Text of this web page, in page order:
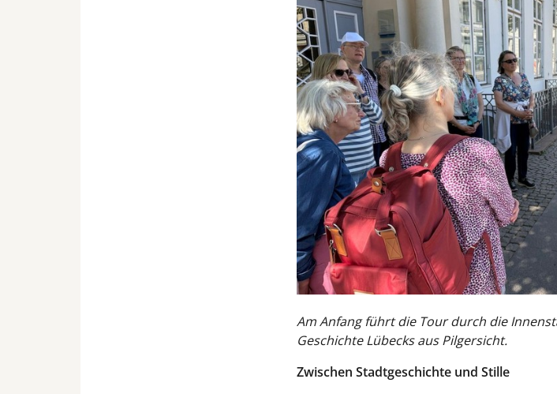
Am Anfang führt die Tour durch die
Geschichte Lübecks aus Pilgersicht.
Zwischen Stadtgeschichte und Stille